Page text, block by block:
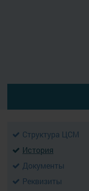
Структура ЦСМ
История
Документы
Реквизиты